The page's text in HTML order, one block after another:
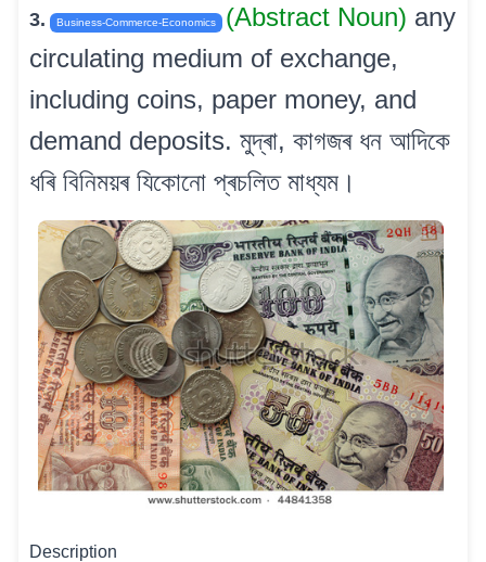
3. Business-Commerce-Economics (Abstract Noun) any
circulating medium of exchange,
including coins, paper money, and
demand deposits. মুদ্ৰা, কাগজৰ ধন আদিকে
ধৰি বিনিময়ৰ যিকোনো প্ৰচলিত মাধ্যম।
Description